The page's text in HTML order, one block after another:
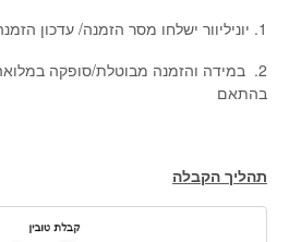
1. יוניליוור ישלחו מסר הזמנה/ עדכון הזמנה- ההזמנות יוצגו בפורטל
2. במידה והזמנה מבוטלת/סופקה
בהתאם
תהליך הקבלה